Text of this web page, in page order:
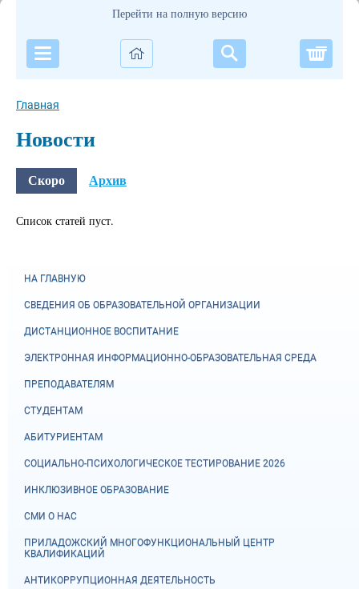
Перейти на полную версию
Главная
Новости
Скоро Архив
Список статей пуст.
НА ГЛАВНУЮ
СВЕДЕНИЯ ОБ ОБРАЗОВАТЕЛЬНОЙ ОРГАНИЗАЦИИ
ДИСТАНЦИОННОЕ ВОСПИТАНИЕ
ЭЛЕКТРОННАЯ ИНФОРМАЦИОННО-ОБРАЗОВАТЕЛЬНАЯ СРЕДА
ПРЕПОДАВАТЕЛЯМ
СТУДЕНТАМ
АБИТУРИЕНТАМ
СОЦИАЛЬНО-ПСИХОЛОГИЧЕСКОЕ ТЕСТИРОВАНИЕ 2026
ИНКЛЮЗИВНОЕ ОБРАЗОВАНИЕ
СМИ О НАС
ПРИЛАДОЖСКИЙ МНОГОФУНКЦИОНАЛЬНЫЙ ЦЕНТР
КВАЛИФИКАЦИЙ
АНТИКОРРУПЦИОННАЯ ДЕЯТЕЛЬНОСТЬ